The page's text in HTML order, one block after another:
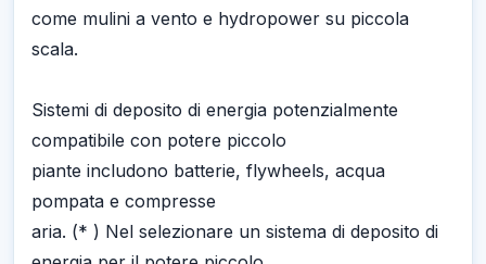
come mulini a vento e hydropower su piccola
scala.
Sistemi di deposito di energia potenzialmente
compatibile con potere piccolo
piante includono batterie, flywheels, acqua
pompata e compresse
aria. (* ) Nel selezionare un sistema di deposito di